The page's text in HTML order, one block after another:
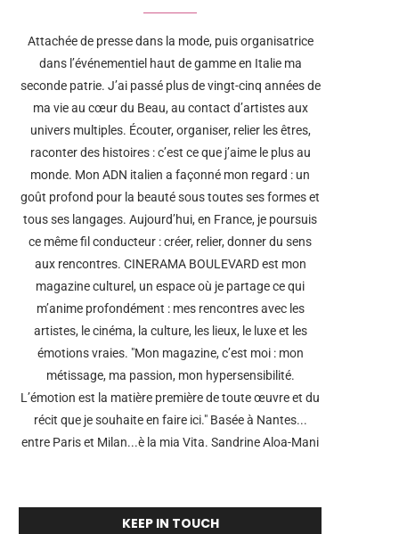
Attachée de presse dans la mode, puis organisatrice
dans l’événementiel haut de gamme en Italie ma
seconde patrie. J’ai passé plus de vingt-cinq années de
ma vie au cœur du Beau, au contact d’artistes aux
univers multiples. Écouter, organiser, relier les êtres,
raconter des histoires : c’est ce que j’aime le plus au
monde. Mon ADN italien a façonné mon regard : un
goût profond pour la beauté sous toutes ses formes et
tous ses langages. Aujourd’hui, en France, je poursuis
ce même fil conducteur : créer, relier, donner du sens
aux rencontres. CINERAMA BOULEVARD est mon
magazine culturel, un espace où je partage ce qui
m’anime profondément : mes rencontres avec les
artistes, le cinéma, la culture, les lieux, le luxe et les
émotions vraies. "Mon magazine, c’est moi : mon
métissage, ma passion, mon hypersensibilité.
L’émotion est la matière première de toute œuvre et du
récit que je souhaite en faire ici." Basée à Nantes...
entre Paris et Milan...è la mia Vita. Sandrine Aloa-Mani
KEEP IN TOUCH